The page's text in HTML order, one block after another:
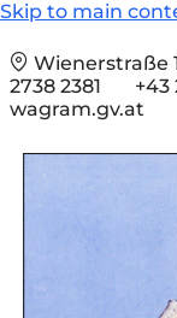
Skip to main
Wienerstraße
2738 2381
+43
wagram.gv.at